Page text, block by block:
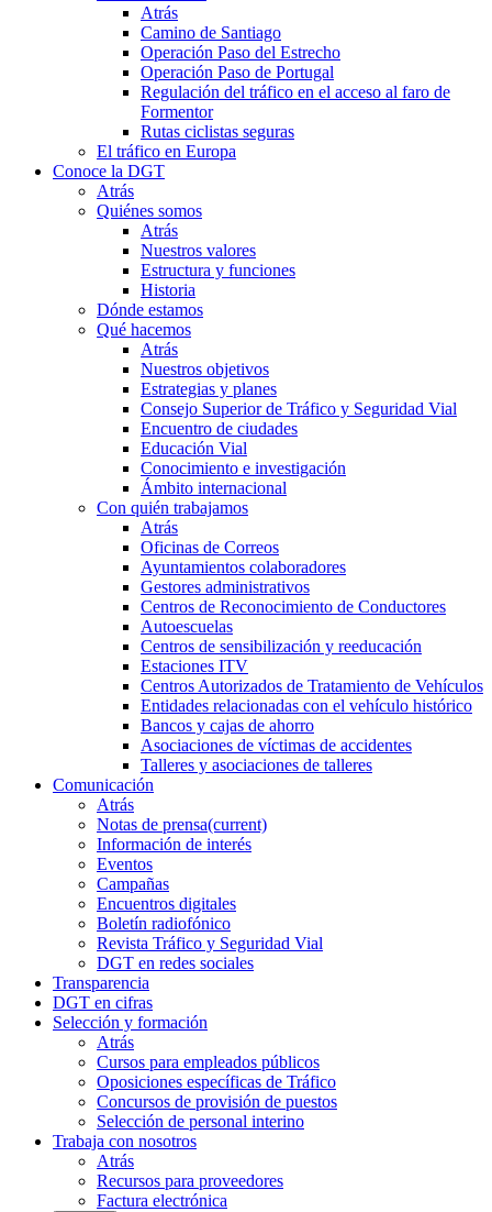
Atrás
Camino de Santiago
Operación Paso del Estrecho
Operación Paso de Portugal
Regulación del tráfico en el acceso al faro de
Formentor
Rutas ciclistas seguras
El tráfico en Europa
Conoce la DGT
Atrás
Quiénes somos
Atrás
Nuestros valores
Estructura y funciones
Historia
Dónde estamos
Qué hacemos
Atrás
Nuestros objetivos
Estrategias y planes
Consejo Superior de Tráfico y Seguridad Vial
Encuentro de ciudades
Educación Vial
Conocimiento e investigación
Ámbito internacional
Con quién trabajamos
Atrás
Oficinas de Correos
Ayuntamientos colaboradores
Gestores administrativos
Centros de Reconocimiento de Conductores
Autoescuelas
Centros de sensibilización y reeducación
Estaciones ITV
Centros Autorizados de Tratamiento de Vehículos
Entidades relacionadas con el vehículo histórico
Bancos y cajas de ahorro
Asociaciones de víctimas de accidentes
Talleres y asociaciones de talleres
Comunicación
Atrás
Notas de prensa(current)
Información de interés
Eventos
Campañas
Encuentros digitales
Boletín radiofónico
Revista Tráfico y Seguridad Vial
DGT en redes sociales
Transparencia
DGT en cifras
Selección y formación
Atrás
Cursos para empleados públicos
Oposiciones específicas de Tráfico
Concursos de provisión de puestos
Selección de personal interino
Trabaja con nosotros
Atrás
Recursos para proveedores
Factura electrónica